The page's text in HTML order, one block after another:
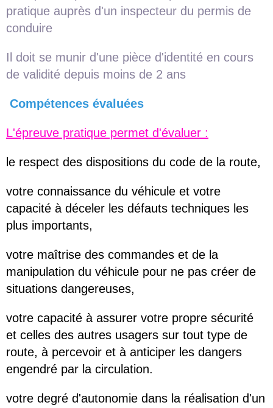
pratique auprès d'un inspecteur du permis de
conduire
Il doit se munir d'une pièce d'identité en cours
de validité depuis moins de 2 ans
Compétences évaluées
L'épreuve pratique permet d'évaluer :
le respect des dispositions du code de la route,
votre connaissance du véhicule et votre
capacité à déceler les défauts techniques les
plus importants,
votre maîtrise des commandes et de la
manipulation du véhicule pour ne pas créer de
situations dangereuses,
votre capacité à assurer votre propre sécurité
et celles des autres usagers sur tout type de
route, à percevoir et à anticiper les dangers
engendré par la circulation.
votre degré d'autonomie dans la réalisation d'un